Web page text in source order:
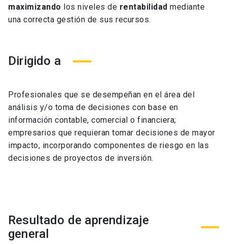
maximizando los niveles de rentabilidad mediante
una correcta gestión de sus recursos.
Dirigido a
Profesionales que se desempeñan en el área del
análisis y/o toma de decisiones con base en
información contable, comercial o financiera;
empresarios que requieran tomar decisiones de mayor
impacto, incorporando componentes de riesgo en las
decisiones de proyectos de inversión.
Resultado de aprendizaje
general